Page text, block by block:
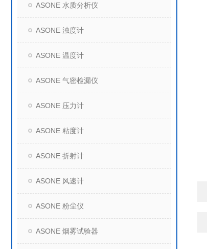
ASONE 水质分析仪
ASONE 浊度计
ASONE 温度计
ASONE 气密检漏仪
ASONE 压力计
ASONE 粘度计
ASONE 折射计
ASONE 风速计
ASONE 粉尘仪
ASONE 烟雾试验器